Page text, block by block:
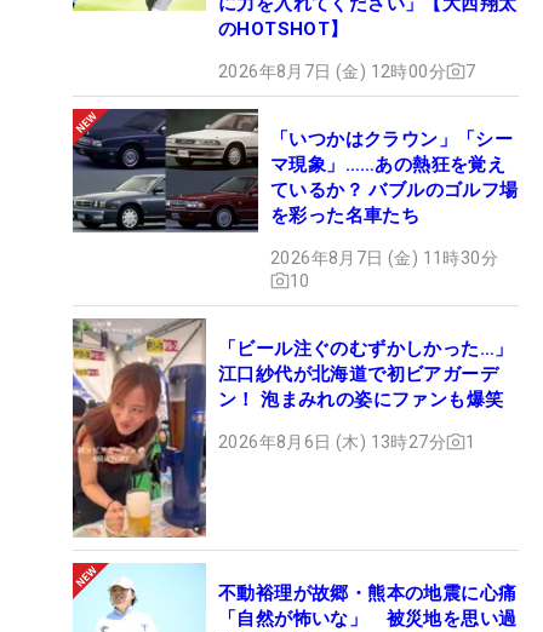
のHOTSHOT】
2026年8月7日 (金) 12時00分 7
「いつかはクラウン」「シー
マ現象」……あの熱狂を覚え
ているか？ バブルのゴルフ場
を彩った名車たち
2026年8月7日 (金) 11時30分
10
「ビール注ぐのむずかしかった…」
江口紗代が北海道で初ビアガーデ
ン！ 泡まみれの姿にファンも爆笑
2026年8月6日 (木) 13時27分 1
不動裕理が故郷・熊本の地震に心痛
「自然が怖いな」 被災地を思い過